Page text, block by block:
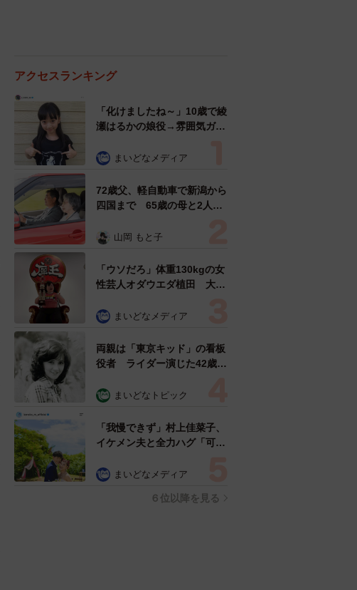
アクセスランキング
「化けましたね～」10歳で綾
瀬はるかの娘役→雰囲気ガラ
雰囲気が」「宝塚に入れそ
まいどなメディア
72歳父、軽自動車で新潟から
四国まで 65歳の母と2人で
憩まで分刻み… 「大学生で
山岡 もと子
「ウソだろ」体重130kgの女
性芸人オダウエダ植田 大学
で」 まいどなメディア
両親は「東京キッド」の看板
役者 ライダー演じた42歳元
ングフォト」計画を明言
む」
まいどなトピック
「我慢できず」村上佳菜子、
イケメン夫と全力ハグ「可愛
まいどなメディア
６位以降を見る